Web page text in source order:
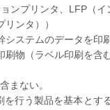
ンプリンタ、LFP（イ
ンタ））
ステムのデータを印
物（ラベル印刷を含
まない。
行う製品を基本とす